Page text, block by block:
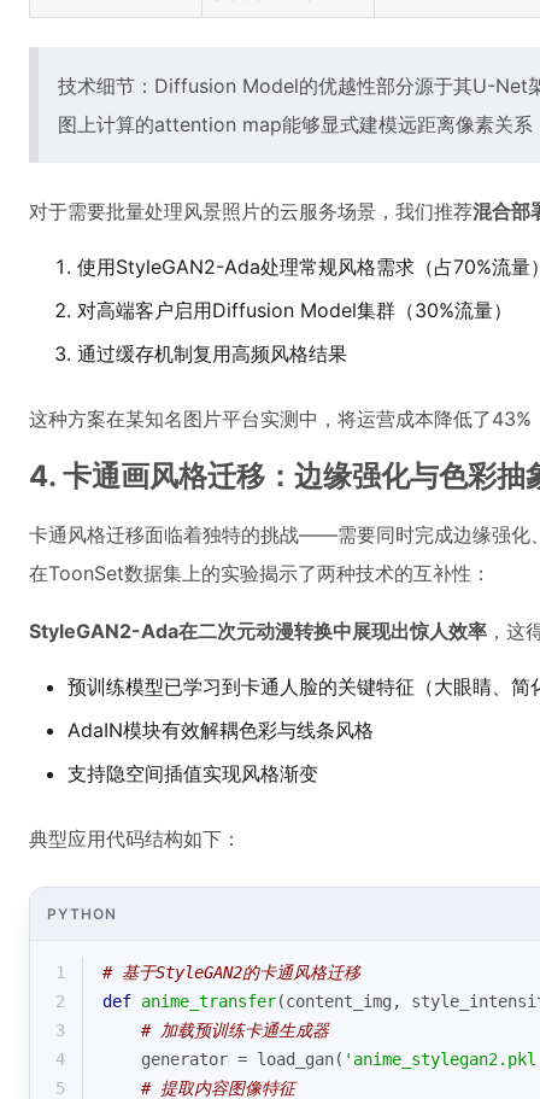
技术细节：Diffusion Model的优越性部分源于其U-Net
图上计算的attention map能够显式建模远距离像素关系
对于需要批量处理风景照片的云服务场景，我们推荐混合部
使用StyleGAN2-Ada处理常规风格需求（占70%流量
对高端客户启用Diffusion Model集群（30%流量）
通过缓存机制复用高频风格结果
这种方案在某知名图片平台实测中，将运营成本降低了
4. 卡通画风格迁移：边缘强化与色彩抽
卡通风格迁移面临着独特的挑战——需要同时完成边缘强化
在ToonSet数据集上的实验揭示了两种技术的互补性：
StyleGAN2-Ada在二次元动漫转换中展现出惊人效率 ，这
预训练模型已学习到卡通人脸的关键特征（大眼睛、简
AdaIN模块有效解耦色彩与线条风格
支持隐空间插值实现风格渐变
典型应用代码结构如下：
PYTHON
1
# 基于StyleGAN2的卡通风格迁移
2
def anime_transfer(content_img,
3
# 加载预训练卡通生成器
4
    generator = load_gan(
5
# 提取内容图像特征